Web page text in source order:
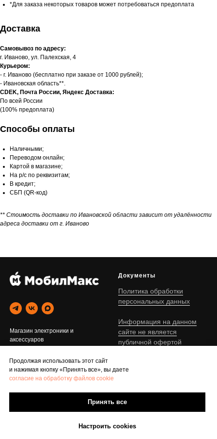
Продолжая использовать этот сайт
и нажимая кнопку «Принять все», вы даете
согласие на обработку файлов cookie
Принять все
Настроить cookies
*Для заказа некоторых товаров может потребоваться предоплата
Доставка
Самовывоз по адресу:
г. Иваново, ул. Палехская, 4
Курьером:
- г. Иваново (бесплатно при заказе от 1000 рублей);
- Ивановская область**.
CDEK, Почта России, Яндекс Доставка:
По всей России
(100% предоплата)
Способы оплаты
Наличными;
Переводом онлайн;
Картой в магазине;
На р/с по реквизитам;
В кредит;
СБП (QR-код)
** Стоимость доставки по Ивановской области зависит от удалённости
адреса доставки от г. Иваново
Магазин электроники и
аксессуаров
г. Иваново © 2020-2026
Документы
Политика обработки
персональных данных
Информация на данном
сайте не является
публичной офертой
Помощь
Trade-In
Контакты
Каталог
Компьютеры
Ноутбуки
Другое